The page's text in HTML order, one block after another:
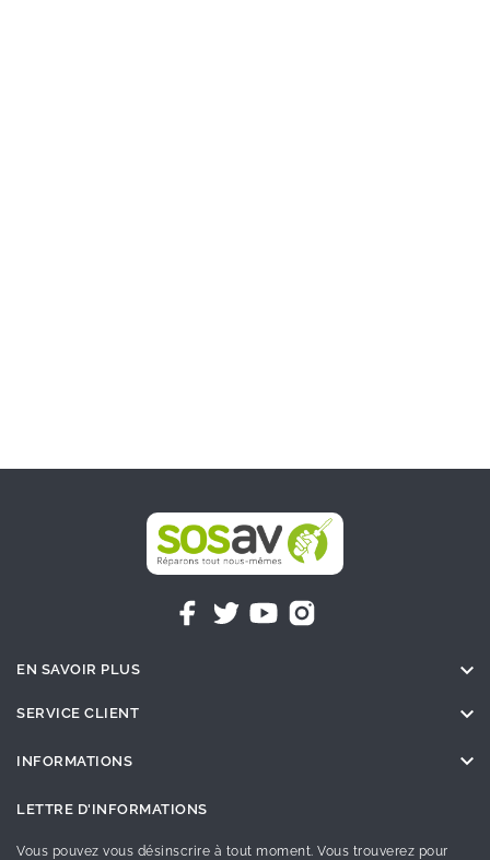
EN SAVOIR PLUS 
SERVICE CLIENT 
INFORMATIONS 
LETTRE D'INFORMATIONS
Vous pouvez vous désinscrire à tout moment. Vous trouverez pour